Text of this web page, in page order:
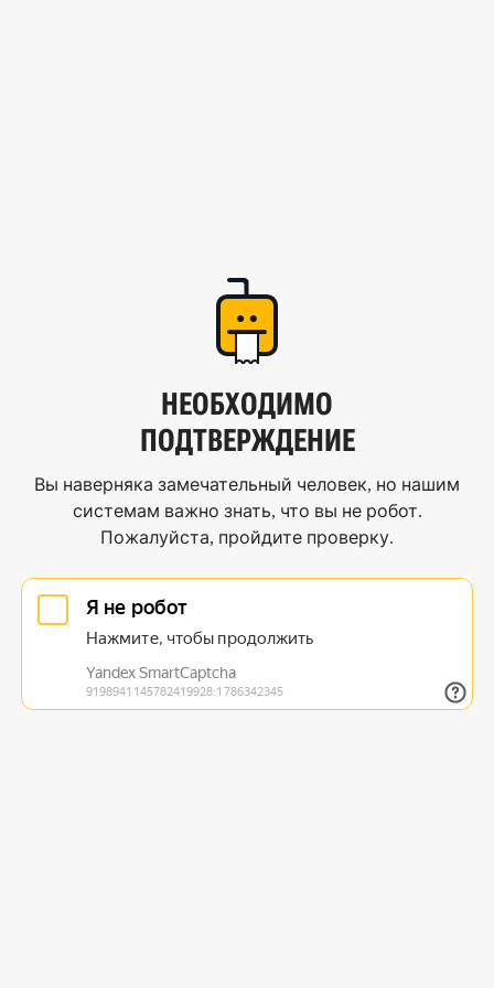
НЕОБХОДИМО
ПОДТВЕРЖДЕНИЕ
Вы наверняка замечательный человек, но нашим
системам важно знать, что вы не робот.
Пожалуйста, пройдите проверку.